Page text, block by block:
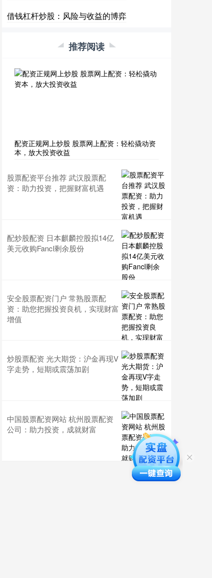
借钱杠杆炒股：风险与收益的博弈
推荐阅读
配资正规网上炒股 股票网上配资：轻松撬动资
本，放大投资收益
股票配资平台推荐 武汉股票配
资：助力投资，把握财富机遇
配炒股配资 日本麒麟控股拟14亿
美元收购Fancl剩余股份
安全股票配资门户 常熟股票配
资：助您把握投资良机，实现财富
增值
炒股票配资 光大期货：沪金再现V
字走势，短期或震荡加剧
中国股票配资网站 杭州股票配资
公司：助力投资，成就财富